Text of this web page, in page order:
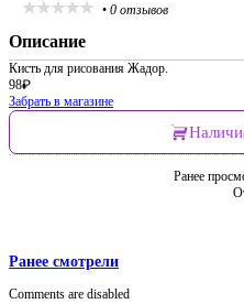
• 0 отзывов
Описание
Кисть для рисования Жадор.
98₽
Забрать в магазине
Ранее
Ранее смотрели
Comments are disabled